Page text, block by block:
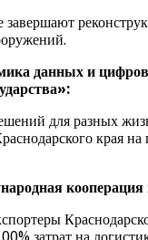
завершают
данных и
для разных
края на
кооперация
затрат на